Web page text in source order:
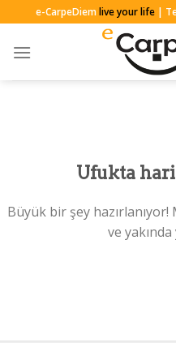
to
content
e-CarpeDiemlive your life|
Ufukta
Büyük bir şey hazırlanıyor!
ve yakında